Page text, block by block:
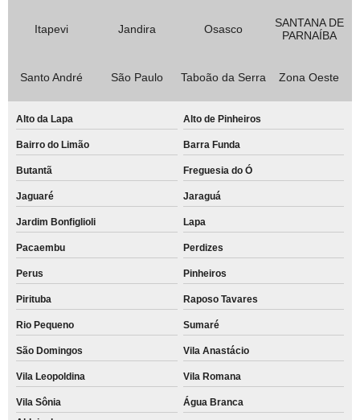
Itapevi Jandira Osasco
SANTANA DE
PARNAÍBA
Santo André São Paulo Taboão da Serra Zona Oeste
Alto da Lapa Alto de Pinheiros
Bairro do Limão Barra Funda
Butantã Freguesia do Ó
Jaguaré Jaraguá
Jardim Bonfiglioli Lapa
Pacaembu Perdizes
Perus Pinheiros
Pirituba Raposo Tavares
Rio Pequeno Sumaré
São Domingos Vila Anastácio
Vila Leopoldina Vila Romana
Vila Sônia
Água Branca